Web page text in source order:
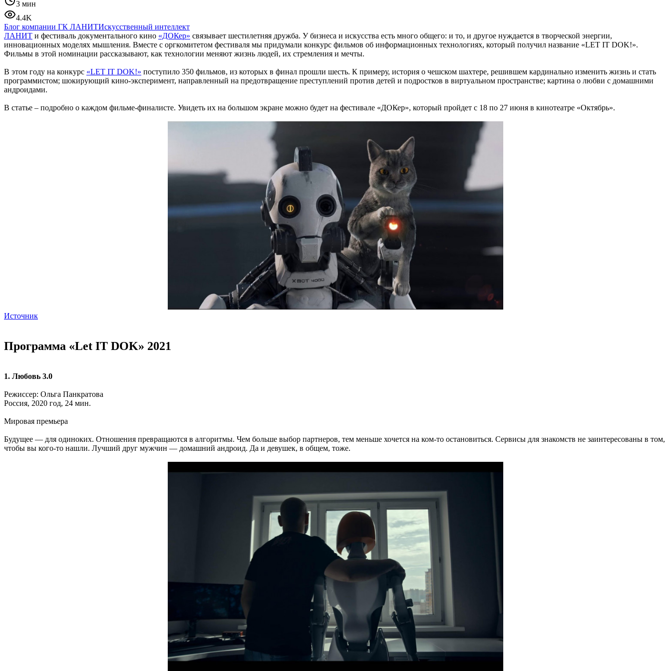
3 мин
4.4K
Блог компании ГК ЛАНИТИскусственный интеллект
ЛАНИТ и фестиваль документального кино «ДОКер» связывает шестилетняя дружба. У бизнеса и искусства есть много общего: и то, и другое нуждается в творческой энергии,
инновационных моделях мышления. Вместе с оргкомитетом фестиваля мы придумали конкурс фильмов об информационных технологиях, который получил название «LET IT DOK!».
Фильмы в этой номинации рассказывают, как технологии меняют жизнь людей, их стремления и мечты.
В этом году на конкурс «LET IT DOK!» поступило 350 фильмов, из которых в финал прошли шесть. К примеру, история о чешском шахтере, решившем кардинально изменить жизнь и стать
программистом; шокирующий кино-эксперимент, направленный на предотвращение преступлений против детей и подростков в виртуальном пространстве; картина о любви с домашними
андроидами.
В статье – подробно о каждом фильме-финалисте. Увидеть их на большом экране можно будет на фестивале «ДОКер», который пройдет с 18 по 27 июня в кинотеатре «Октябрь».
Источник
Программа «Let IT DOK» 2021
1. Любовь 3.0
Режиссер: Ольга Панкратова
Россия, 2020 год, 24 мин.
Мировая премьера
Будущее — для одиноких. Отношения превращаются в алгоритмы. Чем больше выбор партнеров, тем меньше хочется на ком-то остановиться. Сервисы для знакомств не заинтересованы в том,
чтобы вы кого-то нашли. Лучший друг мужчин — домашний андроид. Да и девушек, в общем, тоже.